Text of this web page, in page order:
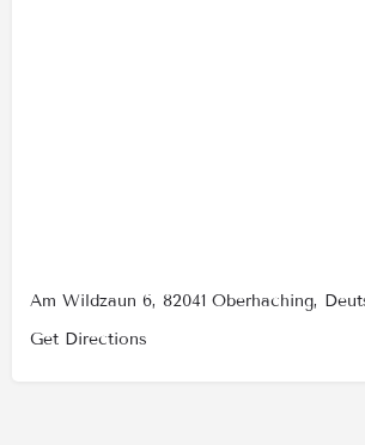
Am Wildzaun 6, 82041 Oberhaching,
Get Directions